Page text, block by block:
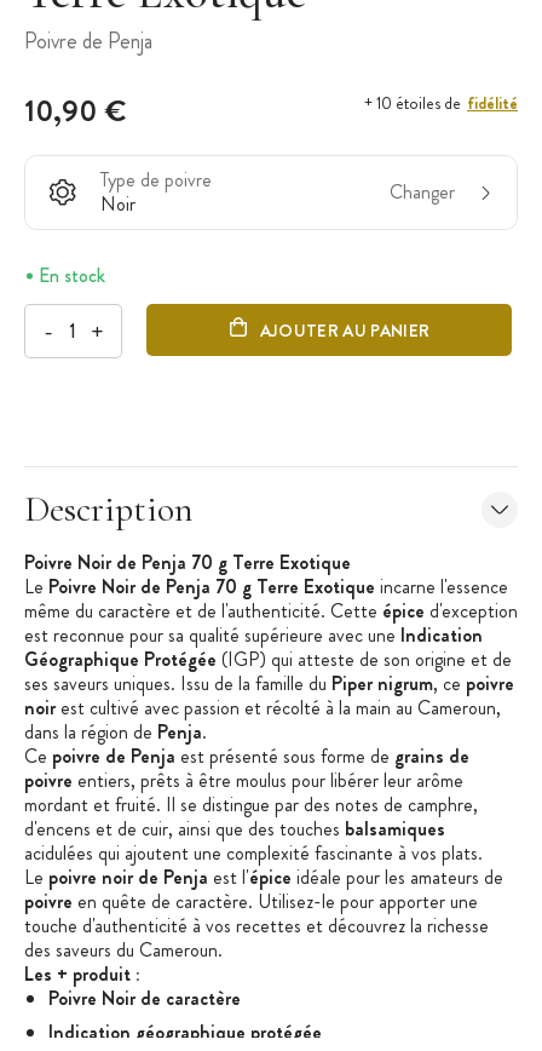
Poivre de Penja
10,90 € + 10 étoiles de fidélité
Type de poivre
Noir
Changer
En stock
- + AJOUTER AU PANIER
Description
Poivre Noir de Penja 70 g Terre Exotique
Le Poivre Noir de Penja 70 g Terre Exotique incarne l'essence
même du caractère et de l'authenticité. Cette épice d'exception
est reconnue pour sa qualité supérieure avec une Indication
Géographique Protégée (IGP) qui atteste de son origine et de
ses saveurs uniques. Issu de la famille du Pipernigrum, ce poivre
noirest cultivé avec passion et récolté à la main au Cameroun,
dans la région de Penja.
Ce poivre de Penja est présenté sous forme de grains de
poivre entiers, prêts à être moulus pour libérer leur arôme
mordant et fruité. Il se distingue par des notes de camphre,
d'encens et de cuir, ainsi que des touches balsamiques
acidulées qui ajoutent une complexité fascinante à vos plats.
Le poivre noir de Penja est l'épice idéale pour les amateurs de
poivre en quête de caractère. Utilisez-le pour apporter une
touche d'authenticité à vos recettes et découvrez la richesse
des saveurs du Cameroun.
Les + produit :
Poivre Noir de caractère
Indication géographique protégée